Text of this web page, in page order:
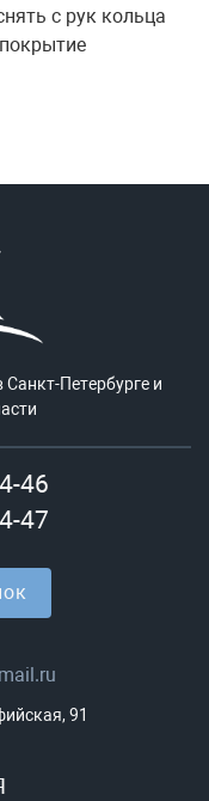
с рук кольца
Петербурге и
46
47
91